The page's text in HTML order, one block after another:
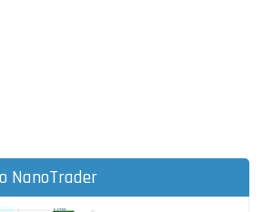
NanoTrader